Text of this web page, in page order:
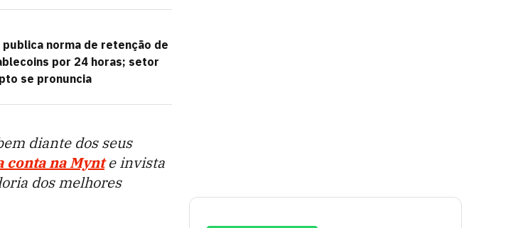
publica norma de retenção de
por 24 horas; setor
se pronuncia
diante dos seus
conta na Mynte invista
dos melhores